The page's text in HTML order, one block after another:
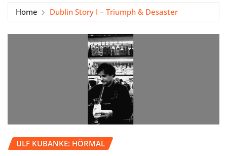
Home Dublin Story I – Triumph & Desaster
ULF KUBANKE: HÖRMAL